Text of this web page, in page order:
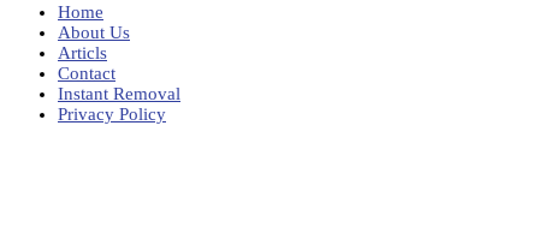
Home
About Us
Articls
Contact
Instant Removal
Privacy Policy